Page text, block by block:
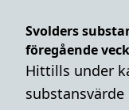
Svolders
föregående
Hittills under